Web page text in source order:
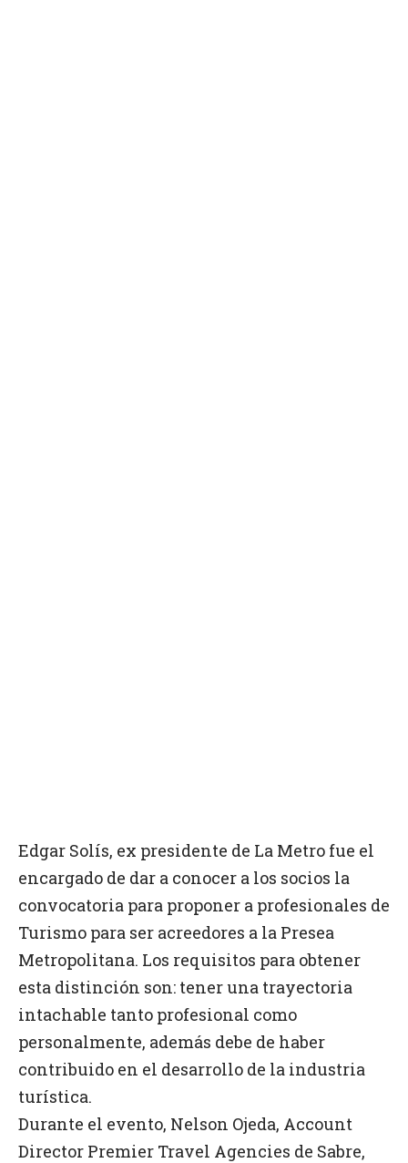
Edgar Solís, ex presidente de La Metro fue el
encargado de dar a conocer a los socios la
convocatoria para proponer a profesionales de
Turismo para ser acreedores a la Presea
Metropolitana. Los requisitos para obtener
esta distinción son: tener una trayectoria
intachable tanto profesional como
personalmente, además debe de haber
contribuido en el desarrollo de la industria
turística.
Durante el evento, Nelson Ojeda, Account
Director Premier Travel Agencies de Sabre,